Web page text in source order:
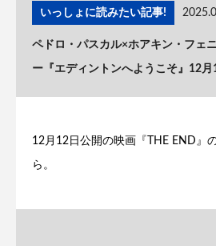
いっしょに読みたい記事!
ペドロ・パスカル×ホアキン・フェ
ー『エディントンへようこそ』12月
12月12日公開の映画『THE END』
ら。